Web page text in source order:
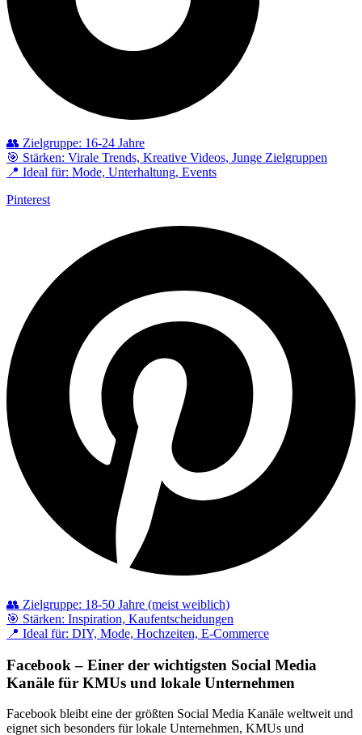
👥 Zielgruppe: 16-24 Jahre
🎯 Stärken: Virale Trends, Kreative Videos, Junge Zielgruppen
📍 Ideal für: Mode, Unterhaltung, Events
Pinterest
👥 Zielgruppe: 18-50 Jahre (meist weiblich)
🎯 Stärken: Inspiration, Kaufentscheidungen
📍 Ideal für: DIY, Mode, Hochzeiten, E-Commerce
Facebook – Einer der wichtigsten Social Media
Kanäle für KMUs und lokale Unternehmen
Facebook bleibt eine der größten Social Media Kanäle weltweit und
eignet sich besonders für lokale Unternehmen, KMUs und